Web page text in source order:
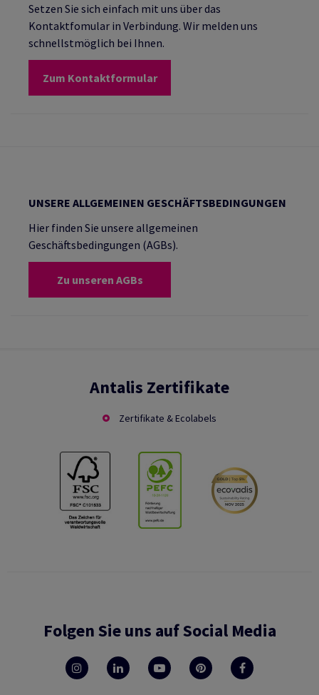
Setzen Sie sich einfach mit uns über das
Kontaktfomular in Verbindung. Wir melden uns
schnellstmöglich bei Ihnen.
Zum Kontaktformular
UNSERE ALLGEMEINEN GESCHÄFTSBEDINGUNGEN
Hier finden Sie unsere allgemeinen
Geschäftsbedingungen (AGBs).
Zu unseren AGBs
Antalis Zertifikate
Zertifikate & Ecolabels
Folgen Sie uns auf Social Media